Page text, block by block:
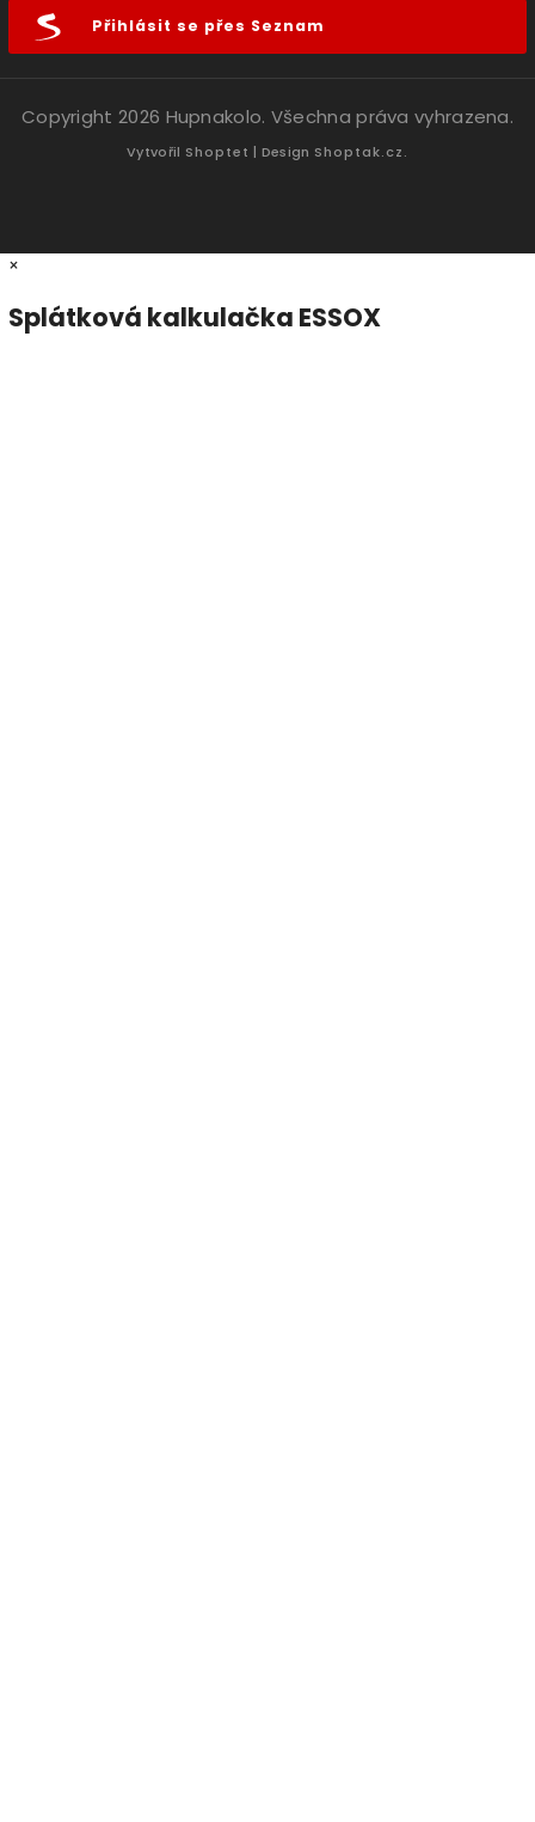
Přihlásit se přes Seznam
Copyright 2026 Hupnakolo. Všechna práva vyhrazena.
Vytvořil Shoptet | Design Shoptak.cz.
×
Splátková kalkulačka ESSOX